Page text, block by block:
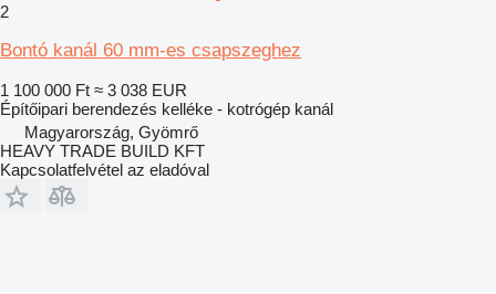
2
Bontó kanál 60 mm-es csapszeghez
1 100 000 Ft ≈ 3 038 EUR
Építőipari berendezés kelléke - kotrógép kanál
Magyarország, Gyömrő
HEAVY TRADE BUILD KFT
Kapcsolatfelvétel az eladóval